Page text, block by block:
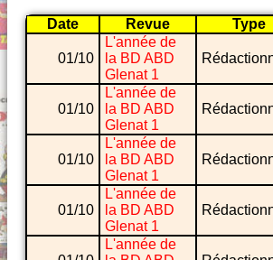
Date Revue Type
01/10
L'année de
la BD ABD
Glenat 1
01/10
L'année de
la BD ABD
Glenat 1
01/10
L'année de
la BD ABD
Glenat 1
01/10
L'année de
la BD ABD
Glenat 1
L'année de